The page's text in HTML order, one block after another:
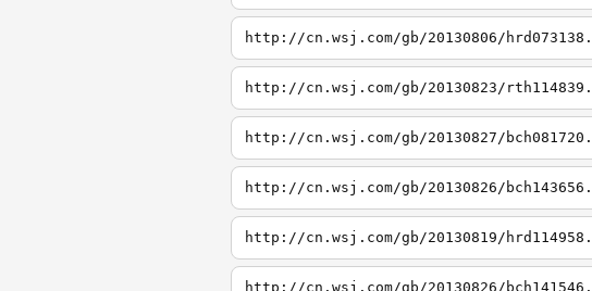
http://cn.wsj.com/gb/20130806/
http://cn.wsj.com/gb/20130823/
http://cn.wsj.com/gb/20130827/
http://cn.wsj.com/gb/20130826/
http://cn.wsj.com/gb/20130819/
http://cn.wsj.com/gb/20130826/